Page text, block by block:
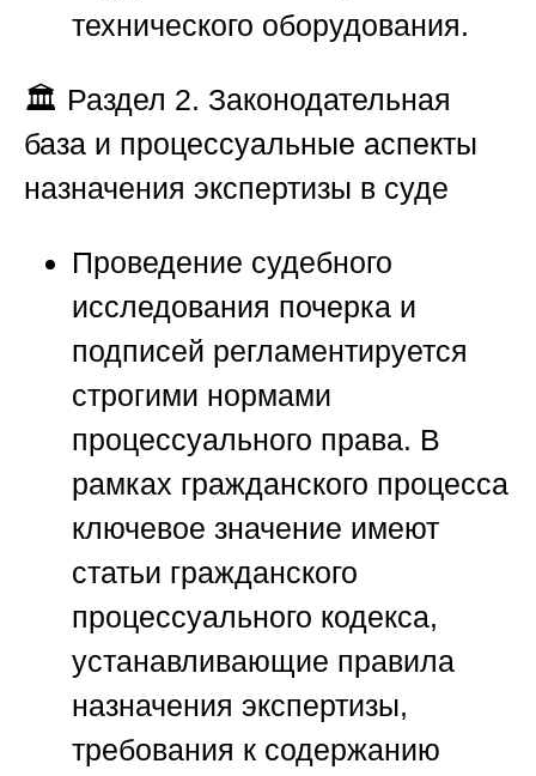
технического оборудования.
🏛️ Раздел 2. Законодательная
база и процессуальные аспекты
назначения экспертизы в суде
Проведение судебного
исследования почерка и
подписей регламентируется
строгими нормами
процессуального права. В
рамках гражданского процесса
ключевое значение имеют
статьи гражданского
процессуального кодекса,
устанавливающие правила
назначения экспертизы,
требования к содержанию